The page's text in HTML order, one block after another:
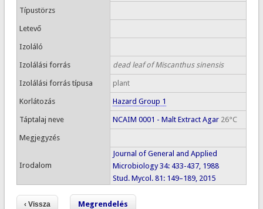
Típustörzs
Letevő
Izoláló
Izolálási forrás dead leaf of Miscanthus sinensis
Izolálási forrás típusa plant
Korlátozás Hazard Group 1
Táptalaj neve NCAIM 0001 - Malt Extract Agar26°C
Megjegyzés
Irodalom
Journal of General and Applied
Microbiology 34: 433-437, 1988
Stud. Mycol. 81: 149–189, 2015
Megrendelés